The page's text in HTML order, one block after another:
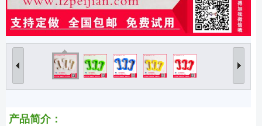
产品简介：